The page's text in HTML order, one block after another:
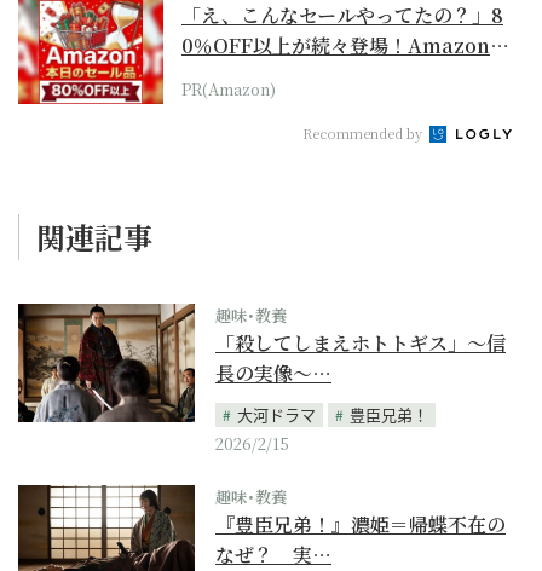
「え、こんなセールやってたの？」8
0％OFF以上が続々登場！Amazonの
本気が...
PR(Amazon)
Recommended by
関連記事
趣味･教養
「殺してしまえホトトギス」～信
長の実像～…
大河ドラマ
豊臣兄弟！
2026/2/15
趣味･教養
『豊臣兄弟！』濃姫＝帰蝶不在の
なぜ？ 実…